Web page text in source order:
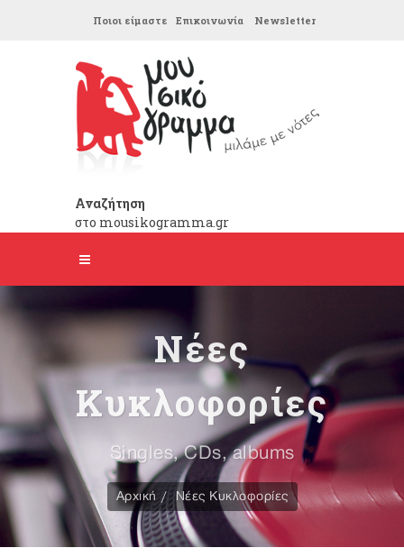
Ποιοι είμαστε Επικοινωνία Newsletter
Αναζήτηση
στο mousikogramma.gr
Νέες
Κυκλοφορίες
Singles, CDs, albums
Αρχική Νέες Κυκλοφορίες